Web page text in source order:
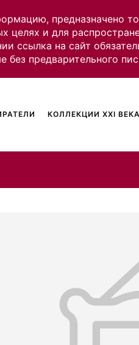
предназначено
целях и для
ссылка на сайт
предварительного
КОЛЛЕКЦИИ XXI ВЕКА